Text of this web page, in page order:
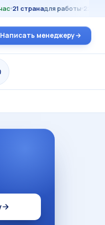
21 странадля работы 225+
Написать менеджеру